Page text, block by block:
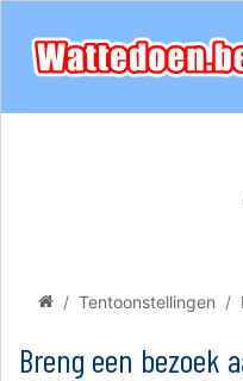
Tentoonstellingen
Breng een bezoek